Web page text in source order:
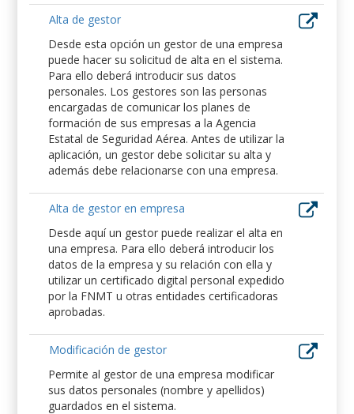
Alta de gestor
Desde esta opción un gestor de una empresa
puede hacer su solicitud de alta en el sistema.
Para ello deberá introducir sus datos
personales. Los gestores son las personas
encargadas de comunicar los planes de
formación de sus empresas a la Agencia
Estatal de Seguridad Aérea. Antes de utilizar la
aplicación, un gestor debe solicitar su alta y
además debe relacionarse con una empresa.
Alta de gestor en empresa
Desde aquí un gestor puede realizar el alta en
una empresa. Para ello deberá introducir los
datos de la empresa y su relación con ella y
utilizar un certificado digital personal expedido
por la FNMT u otras entidades certificadoras
aprobadas.
Modificación de gestor
Permite al gestor de una empresa modificar
sus datos personales (nombre y apellidos)
guardados en el sistema.